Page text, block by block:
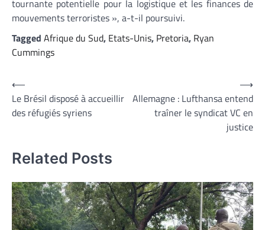
tournante potentielle pour la logistique et les finances de
mouvements terroristes », a-t-il poursuivi.
Tagged Afrique du Sud, Etats-Unis, Pretoria, Ryan
Cummings
Navigation
de
l’article
⟵
Le Brésil disposé à accueillir
des réfugiés syriens
Allemagne : Lufthansa entend
traîner le syndicat VC en
justice
⟶
Related Posts